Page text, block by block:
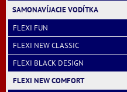
SAMONAVÍJACIE VODÍTKA
FLEXI FUN
FLEXI NEW CLASSIC
FLEXI BLACK DESIGN
FLEXI NEW COMFORT